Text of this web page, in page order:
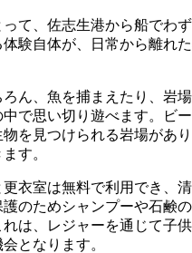
て、佐志生港から船でわ
験自体が、日常から離れ
ん、魚を捕まえたり、岩
中で思い切り遊べます。ビ
物を見つけられる岩場があ
す。
衣室は無料で利用でき、
のためシャンプーや石鹸
は、レジャーを通じて子
となります。